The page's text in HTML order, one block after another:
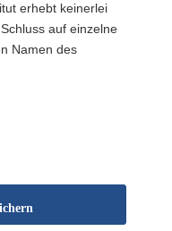
erhebt keinerlei
auf einzelne
Namen des